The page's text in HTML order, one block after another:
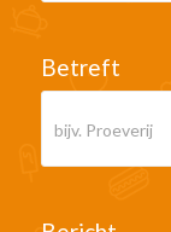
Betreft